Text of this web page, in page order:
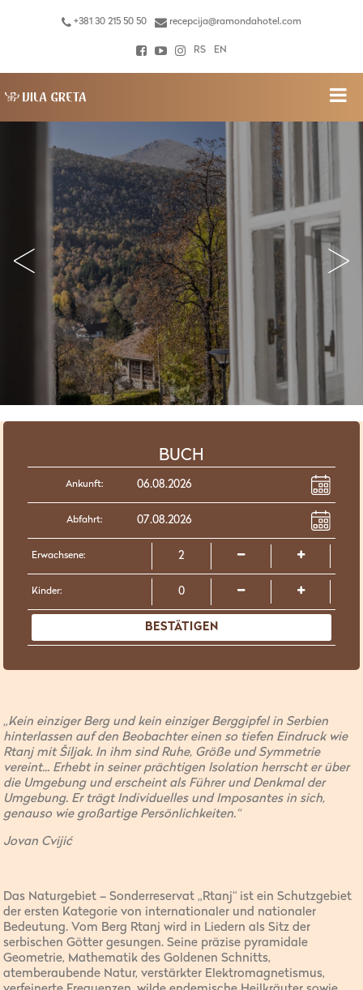
+381 30 215 50 50 recepcija@ramondahotel.com
RS EN
BUCH
Ankunft:
Abfahrt:
Erwachsene:
Kinder:
BESTÄTIGEN
„Kein einziger Berg und kein einziger Berggipfel in Serbien
hinterlassen auf den Beobachter einen so tiefen Eindruck wie
Rtanj mit Šiljak. In ihm sind Ruhe, Größe und Symmetrie
vereint... Erhebt in seiner prächtigen Isolation herrscht er über
die Umgebung und erscheint als Führer und Denkmal der
Umgebung. Er trägt Individuelles und Imposantes in sich,
genauso wie großartige Persönlichkeiten.“
Jovan Cvijić
Das Naturgebiet – Sonderreservat „Rtanj“ ist ein Schutzgebiet
der ersten Kategorie von internationaler und nationaler
Bedeutung. Vom Berg Rtanj wird in Liedern als Sitz der
serbischen Götter gesungen. Seine präzise pyramidale
Geometrie, Mathematik des Goldenen Schnitts,
atemberaubende Natur, verstärkter Elektromagnetismus,